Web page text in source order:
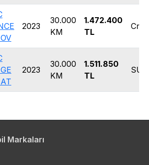
2023
30.000
KM
1.472.400
TL
2023
30.000
KM
1.511.850
TL
SUV
Markaları